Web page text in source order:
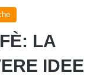
LA
IDEE